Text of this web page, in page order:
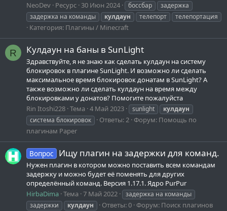
NeoDev Ресурс 30 Июн 2024 боссбар
задержка
задержка на команды
кулдаун телепорт телепортация
Категория: Плагины / Minecraft
R Кулдаун на баны в SunLight
Здравствуйте, я не знаю как сделать кулдаун на систему
блокировок в плагине SunLight. И возможно ли сделать
максимальное время блокировок донатам в SunLight? А
также возможно ли сделать кулдаун на время между
блокировками у донатов? Помогите пожалуйста
Rin Itoshi228 Тема 4 Май 2023 sunlight
кулдаун
система блокировок
Ответы: 2 Форум: Помощь по
плагинам Paper
Вопрос Ищу плагин на задержки для команд.
Нужен плагин в котором можно поставить всем командам
задержку и можно будет её поменять для других
определённый команд. Версия 1.17.1. Ядро PurPur
HirbaDima Тема 7 Май 2022
задержка на команды
задержки
кулдаун Ответы: 0 Форум: Поиск плагинов